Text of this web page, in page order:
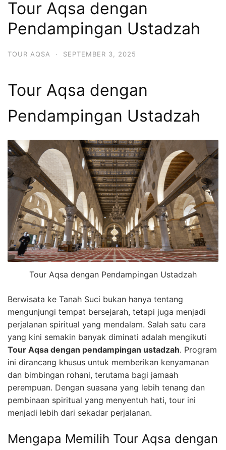
Tour Aqsa dengan
Pendampingan Ustadzah
TOUR AQSA · SEPTEMBER 3, 2025
Tour Aqsa dengan
Pendampingan Ustadzah
Tour Aqsa dengan Pendampingan Ustadzah
Berwisata ke Tanah Suci bukan hanya tentang
mengunjungi tempat bersejarah, tetapi juga menjadi
perjalanan spiritual yang mendalam. Salah satu cara
yang kini semakin banyak diminati adalah mengikuti
Tour Aqsa dengan pendampingan ustadzah. Program
ini dirancang khusus untuk memberikan kenyamanan
dan bimbingan rohani, terutama bagi jamaah
perempuan. Dengan suasana yang lebih tenang dan
pembinaan spiritual yang menyentuh hati, tour ini
menjadi lebih dari sekadar perjalanan.
Mengapa Memilih Tour Aqsa dengan